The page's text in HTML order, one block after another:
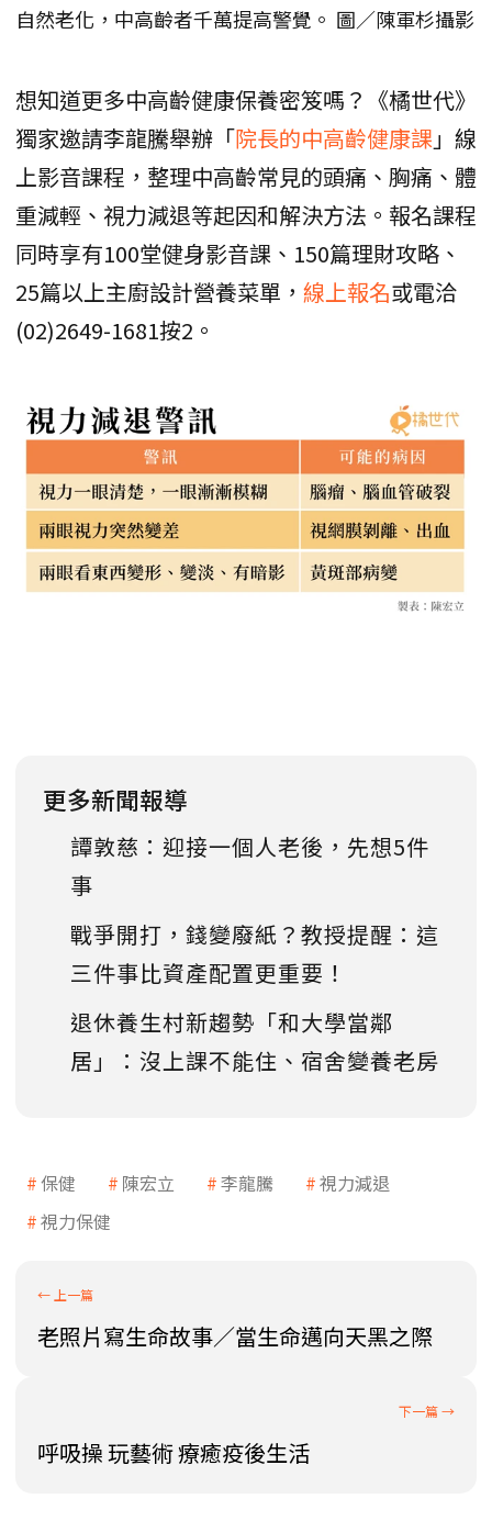
自然老化，中高齡者千萬提高警覺。 圖／陳軍杉攝影
想知道更多中高齡健康保養密笈嗎？《橘世代》
獨家邀請李龍騰舉辦「院長的中高齡健康課」線
上影音課程，整理中高齡常見的頭痛、胸痛、體
重減輕、視力減退等起因和解決方法。報名課程
同時享有100堂健身影音課、150篇理財攻略、
25篇以上主廚設計營養菜單， 線上報名或電洽
(02)2649-1681按2。
更多新聞報導
譚敦慈：迎接一個人老後，先想5件
事
戰爭開打，錢變廢紙？教授提醒：這
三件事比資產配置更重要！
退休養生村新趨勢「和大學當鄰
居」：沒上課不能住、宿舍變養老房
保健 陳宏立 李龍騰
視力減退
視力保健
老照片寫生命故事／當生命邁向天黑之際
呼吸操 玩藝術 療癒疫後生活